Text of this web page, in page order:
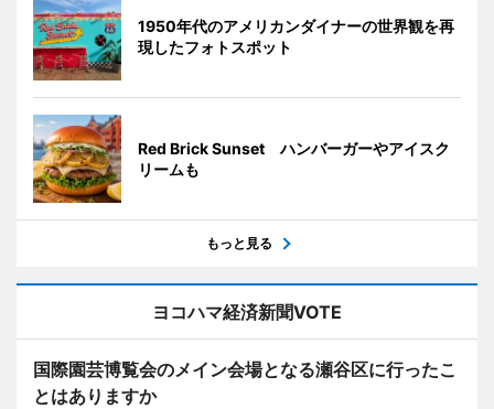
1950年代のアメリカンダイナーの世界観を再
現したフォトスポット
Red Brick Sunset ハンバーガーやアイスク
リームも
もっと見る
ヨコハマ経済新聞VOTE
国際園芸博覧会のメイン会場となる瀬谷区に行ったこ
とはありますか